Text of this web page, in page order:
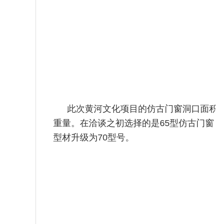
此次黄河文化项目的仿古门窗洞口面
重量。在洽谈之初选择的是65型仿古门
型材升级为70型号。